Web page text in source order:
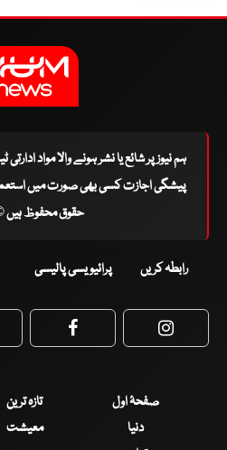
ہم نیوز پر شائع یا نشر ہونے والا مواد
پیشگی اجازت کسی بھی صورت میں
حقوق محفوظ ہیں ©
رابطہ کریں پرائیویسی پالیسی
Facebook
صفحۂ اول تازہ ترین
دنیا
معیشت